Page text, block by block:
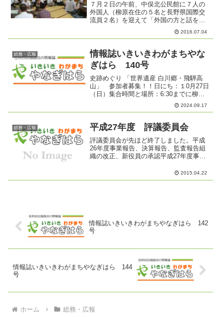
７月２日の午前、中俣北公民館に７人の
外国人（柳原在住の５名と長野県国際交
流員２名）を迎えて「外国の方と話をす
る」ということで役員研修を実施しまし
た。出身国は、中国４名、台湾１名、ネ
ブレイクのジェスチャージ...
2016.07.04
総務・広報
情報誌いきいきわがまちやな
ぎはら 140号
史跡めぐり 「世界遺産 白川郷・飛騨高
山」 参加者募集！！日にち：１0月27日
（日）集合時間と場所：6:30までに柳原
総合市民センター駐車場参加費：お一
人 5,000円（昼食・施設入館料含みま
～10/...
2024.09.17
総務・広報 平成27年度 評議委員会
評議委員会が先ほど終了しました。平成
26年度事業報告、決算報告、監査報告組
織の改正、新役員の承認平成27年度事業
2015.04.22
情報誌いきいきわがまちやなぎはら 142
号
情報誌いきいきわがまちやなぎはら 144
号
ホーム 総務・広報